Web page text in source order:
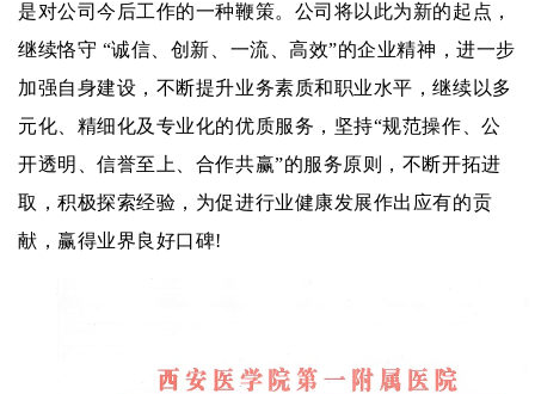
是对公司今后工作的一种鞭策。公司将以此为新的起点，
继续恪守 “诚信、创新、一流、高效”的企业精神，进一步
加强自身建设，不断提升业务素质和职业水平，继续以多
元化、精细化及专业化的优质服务，坚持“规范操作、公
开透明、信誉至上、合作共赢”的服务原则，不断开拓进
取，积极探索经验 ， 为促进行业健康发展作出应有的贡
献， 赢得业界良好口碑!